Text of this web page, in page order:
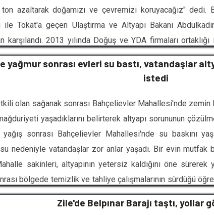
azaltarak doğamızı ve çevremizi koruyacağız" dedi.
ile Tokat'a geçen Ulaştırma ve Altyapı Bakanı
karşılandı. 2013 yılında Doğuş ve YDA firmaları
güzergahı kapsayan Tokat-Niksar karayolu projesinin
"Son günlerde ilimizde etkili olan aşırı yağışlardan
yağmur sonrası evleri su bastı, vatandaşlar
istedi
olan sağanak sonrası Bahçelievler Mahallesi'nde zemin
yaşadıklarını belirterek altyapı sorununun
yağış sonrası Bahçelievler Mahallesi'nde su baskını
nedeniyle vatandaşlar zor anlar yaşadı. Bir evin mutfak
sakinleri, altyapının yetersiz kaldığını öne
bölgede temizlik ve tahliye çalışmalarının sürdüğü
söyleyen Bahçelievler Mahallesi Muhtarı Mahmut
şekilde çözüm bulunmasını istiyoruz. Belediye olarak
Zile'de Belpınar Barajı taştı, yollar